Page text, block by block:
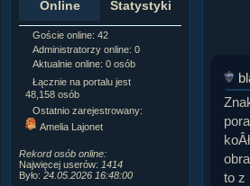
Online Statystyki
Goście online: 42
Administratorzy online: 0
Aktualnie online: 0 osób
Łącznie na portalu jest
48,158 osób
Ostatnio zarejestrowany:
Amelia Lajonet
Rekord osób online:
Najwięcej userów: 1414
Było: 24.05.2026 16:48:00
Tematów na
Postów na
Komentarzy
Rozdanych
Wlepionych
to z